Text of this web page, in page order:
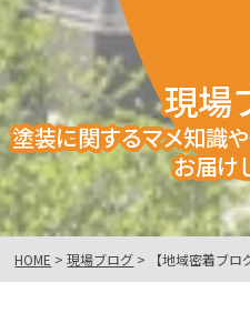
現場
塗装に関するマメ知識
お届け
HOME >現場ブログ > 【地域密着ブロ